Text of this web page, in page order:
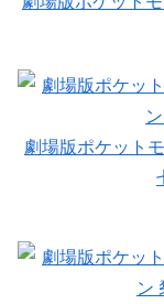
劇場版ポケット